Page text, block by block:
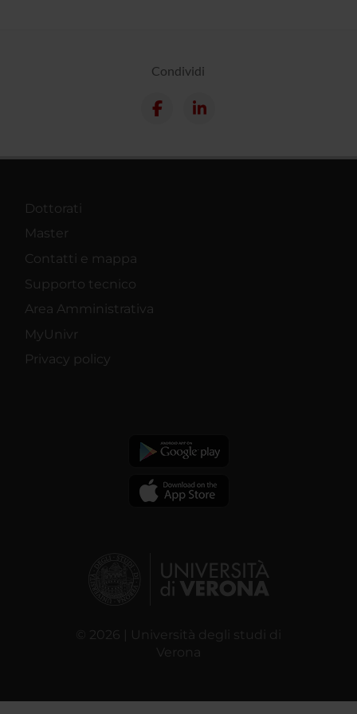
Condividi
Dottorati
Master
Contatti e mappa
Supporto tecnico
Area Amministrativa
MyUnivr
Privacy policy
© 2026 | Università degli studi di
Verona